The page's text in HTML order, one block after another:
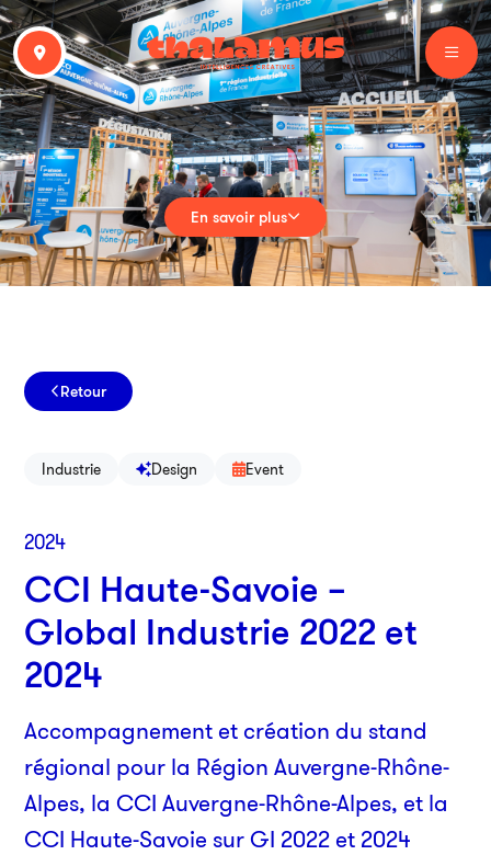
En savoir plus
Retour
Industrie Design Event
2024
CCI Haute-Savoie –
Global Industrie 2022 et
2024
Accompagnement et création du stand
régional pour la Région Auvergne-Rhône-
Alpes, la CCI Auvergne-Rhône-Alpes, et la
CCI Haute-Savoie sur GI 2022 et 2024